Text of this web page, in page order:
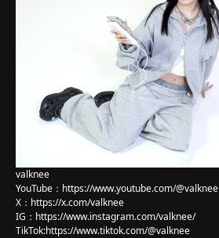
valknee
YouTube： https://www.youtube.com/@valknee
X： https://x.com/valknee
IG： https://www.instagram.com/valknee/
TikTok:https://www.tiktok.com/@valknee